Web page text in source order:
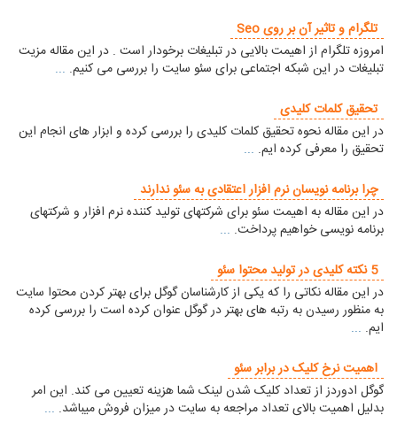
تلگرام و تاثیر آن بر روی Seo
امروزه تلگرام از اهیمت بالایی در تبلیغات برخودار است . در این مقاله مزیت
تبلیغات در این شبکه اجتماعی برای سئو سایت را بررسی می کنیم. ...
تحقیق کلمات کلیدی
در این مقاله نحوه تحقیق کلمات کلیدی را بررسی کرده و ابزار های انجام این
تحقیق را معرفی کرده ایم. ...
چرا برنامه نویسان نرم افزار اعتقادی به سئو ندارند
در این مقاله به اهیمت سئو برای شرکتهای تولید کننده نرم افزار و شرکتهای
برنامه نویسی خواهیم پرداخت. ...
5 نکته کلیدی در تولید محتوا سئو
در این مقاله نکاتی را که یکی از کارشناسان گوگل برای بهتر کردن محتوا سایت
به منظور رسیدن به رتبه های بهتر در گوگل عنوان کرده است را بررسی کرده
ایم. ...
اهمیت نرخ کلیک در برابر سئو
گوگل ادوردز از تعداد کلیک شدن لینک شما هزینه تعیین می کند. این امر
بدلیل اهمیت بالای تعداد مراجعه به سایت در میزان فروش میباشد. ...